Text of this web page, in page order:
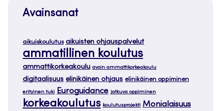
Avainsanat
aikuiskoulutus aikuisten ohjauspalvelut
ammatillinen koulutus
ammattikorkeakoulu avoin ammattikorkeakoulu
digitaalisuus elinikäinen ohjaus elinikäinen oppiminen
erityinen tuki Euroguidance jatkuva oppiminen
korkeakoulutus koulutusprojekti Monialaisuus